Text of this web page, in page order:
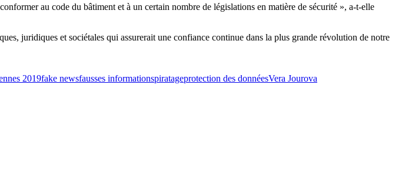
au code du bâtiment et à un certain nombre de législations en matière de sécurité », a-t-elle
juridiques et sociétales qui assurerait une confiance continue dans la plus grande révolution de notre
2019fake newsfausses informationspiratageprotection des donnéesVera Jourova